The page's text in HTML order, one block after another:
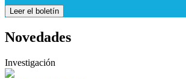
Leer el boletín
Novedades
Investigación